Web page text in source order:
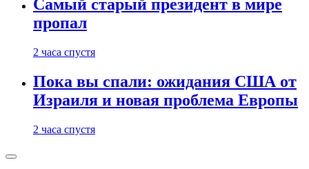
Самый старый президент в мире
пропал
2 часа спустя
Пока вы спали: ожидания США от
Израиля и новая проблема Европы
2 часа спустя